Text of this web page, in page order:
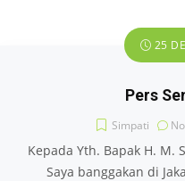
25
Pers
Simpati
Kepada Yth. Bapak H. M.
Saya banggakan di